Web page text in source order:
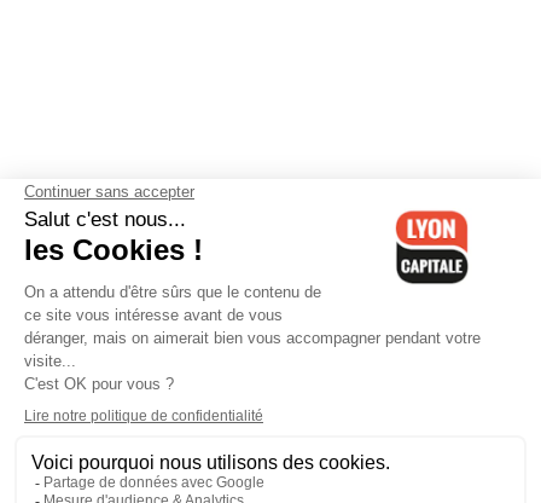
Contactez-nous-Mentions légales-CGV-Politique de